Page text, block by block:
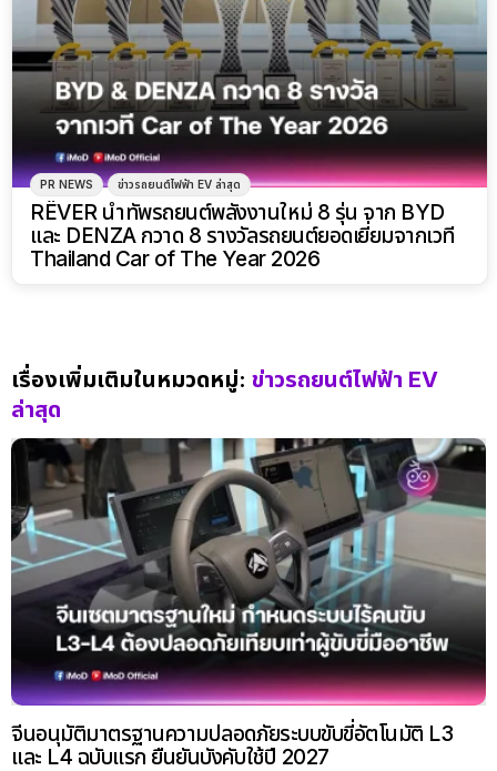
PR NEWS ข่าวรถยนต์ไฟฟ้า EV ล่าสุด
RÊVER นำทัพรถยนต์พลังงานใหม่ 8 รุ่น จาก BYD
และ DENZA กวาด 8 รางวัลรถยนต์ยอดเยี่ยมจากเวที
Thailand Car of The Year 2026
เรื่องเพิ่มเติมในหมวดหมู่: ข่าวรถยนต์ไฟฟ้า EV
ล่าสุด
จีนอนุมัติมาตรฐานความปลอดภัยระบบขับขี่อัตโนมัติ L3
และ L4 ฉบับแรก ยืนยันบังคับใช้ปี 2027